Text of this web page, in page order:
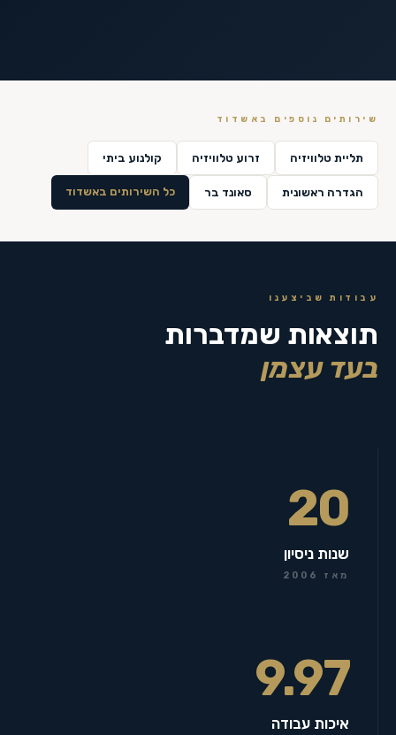
שירותים נוספים ב אשדוד
תליית טלוויזיה זרוע טלוויזיה קולנוע ביתי
הגדרה ראשונית סאונד בר כל השירותים באשדוד
עבודות שביצענו
תוצאות שמדברות
בעד עצמן
20
שנות ניסיון
מאז 2006
9.97
איכות עבודה